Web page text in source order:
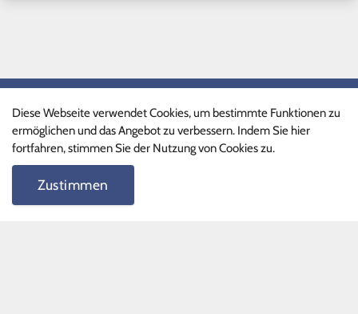
Schnelllinks
Ganztagsprogramm
Phille-Shop
Diese Webseite verwendet Cookies, um bestimmte Funktionen zu
ermöglichen und das Angebot zu verbessern. Indem Sie hier
fortfahren, stimmen Sie der Nutzung von Cookies zu.
Zustimmen